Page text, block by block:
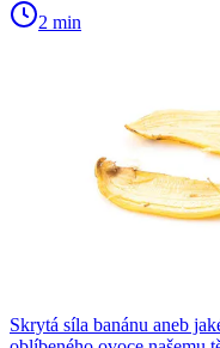
2 min
Skrytá síla banánu aneb